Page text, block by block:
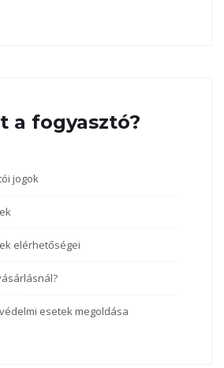
a fogyasztó?
jogok
elérhetőségei
esetek megoldása